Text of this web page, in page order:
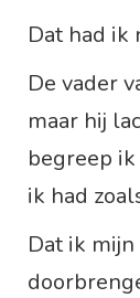
Dat had ik
De vader
maar hij
begreep
ik had
Dat ik